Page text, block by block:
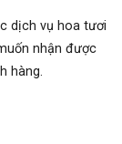
dịch vụ hoa tươi
nhận được
hàng.